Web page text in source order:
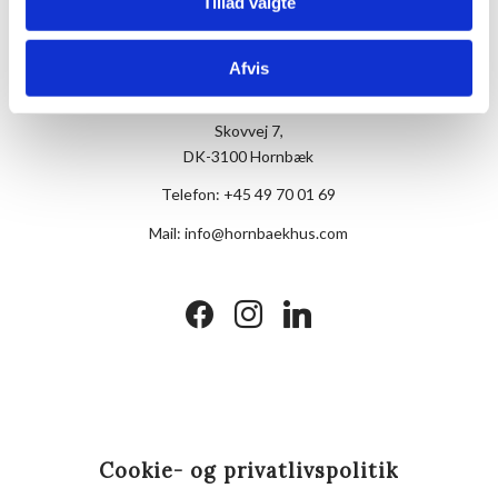
Afvis
Hotel Hornbækhus
Skovvej 7,
DK-3100 Hornbæk
Telefon: +45 49 70 01 69
Mail:info@hornbaekhus.com
facebookinstagramlinkedin
Cookie- og privatlivspolitik